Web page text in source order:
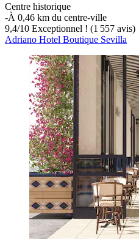
Centre historique
‐À 0,46 km du centre-ville
9,4/10 Exceptionnel ! (1 557 avis)
Adriano Hotel Boutique Sevilla